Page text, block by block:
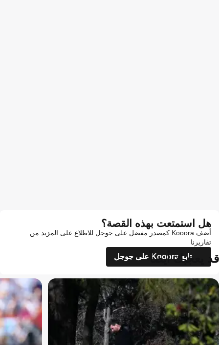
هل استمتعت بهذه القصة؟
أضف Kooora كمصدر مفضل على جوجل للاطلاع على المزيد من
تقاريرنا
تابع Kooora على جوجل
قد يعجبك أيضاً